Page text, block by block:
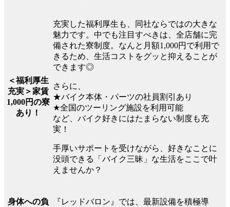
＜福利厚生
充実＞家賃
1,000円の寮
あり！
充実した福利厚生も、同社ならではの大きな
魅力です。中でも注目すべきは、全店舗に完
備された寮制度。なんと月額1,000円で利用で
きるため、生活コストをグッと抑えることが
できます◎
さらに、
★バイク本体・パーツの社員割引あり
★全国のツーリング施設を利用可能
など、バイク好きにはたまらない制度も充
実！
手厚いサポートを受けながら、好きなことに
没頭できる「バイク三昧」な生活をここで叶
えませんか？
身体への負
『レッドバロン』では、最新設備を積極導